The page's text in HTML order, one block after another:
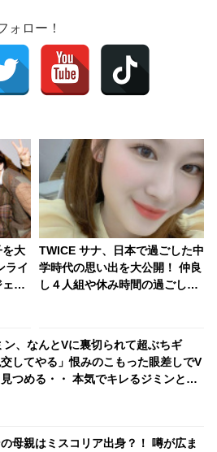
ォロー！
を大
ライ
ン
TWICE サナ、日本で過ごした中
学時代の思い出を大公開！ 仲良
し４人組や休み時間の過ごし方
ン、なんとVに裏切られて超ぶちギ
してやる」恨みのこもった眼差しでV
つめる・・ 本気でキレるジミンとそ
母親はミスコリア出身？！ 噂が広ま